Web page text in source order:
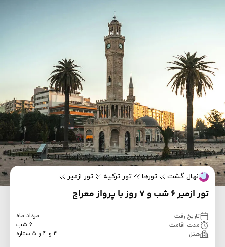
نهال گشت تورها تور ترکیه تور ازمیر
تور ازمیر 6 شب و 7 روز با پرواز معراج
تاریخ رفت
مرداد ماه
مدت اقامت
6 شب
هتل
3 و 4 و 5 ستاره